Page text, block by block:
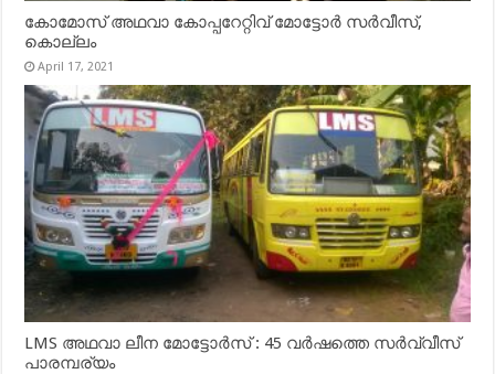
കോമോസ് അഥവാ കോപ്പറേറ്റിവ് മോട്ടോര്‍ സര്‍വീസ്,
കൊല്ലം
April 17, 2021
LMS അഥവാ ലീന മോട്ടോർസ് : 45 വർഷത്തെ സർവ്വീസ്
പാരമ്പര്യം